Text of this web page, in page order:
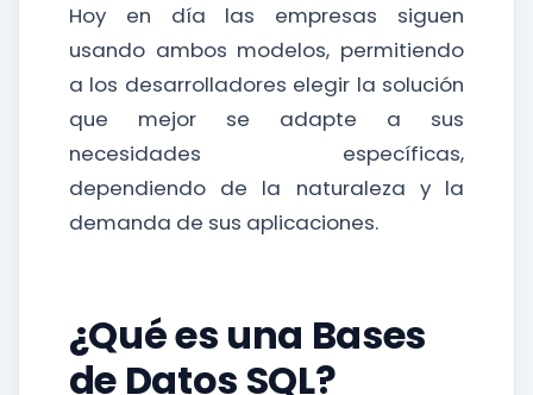
Hoy en día las empresas siguen
usando ambos modelos, permitiendo
a los desarrolladores elegir la solución
que mejor se adapte a sus
necesidades específicas,
dependiendo de la naturaleza y la
demanda de sus aplicaciones.
¿Qué es una Bases
de Datos SQL?